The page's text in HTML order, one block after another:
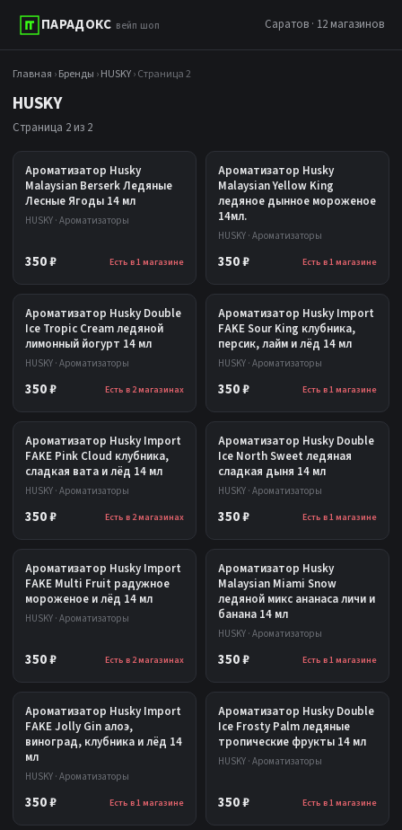
ПАРАДОКС вейп шоп Саратов · 12 магазинов
Главная ›Бренды ›HUSKY› Страница 2
HUSKY
Страница 2 из 2
Ароматизатор Husky
Malaysian Berserk Ледяные
Лесные Ягоды 14 мл
HUSKY · Ароматизаторы
350 ₽ Есть в 1 магазине
Ароматизатор Husky
Malaysian Yellow King
ледяное дынное мороженое
14мл.
HUSKY · Ароматизаторы
350 ₽ Есть в 1 магазине
Ароматизатор Husky Double
Ice Tropic Cream ледяной
лимонный йогурт 14 мл
HUSKY · Ароматизаторы
350 ₽ Есть в 2 магазинах
Ароматизатор Husky Import
FAKE Sour King клубника,
персик, лайм и лёд 14 мл
HUSKY · Ароматизаторы
350 ₽ Есть в 1 магазине
Ароматизатор Husky Import
FAKE Pink Cloud клубника,
сладкая вата и лёд 14 мл
HUSKY · Ароматизаторы
350 ₽ Есть в 2 магазинах
Ароматизатор Husky Double
Ice North Sweet ледяная
сладкая дыня 14 мл
HUSKY · Ароматизаторы
350 ₽ Есть в 1 магазине
Ароматизатор Husky Import
FAKE Multi Fruit радужное
мороженое и лёд 14 мл
HUSKY · Ароматизаторы
350 ₽ Есть в 2 магазинах
Ароматизатор Husky
Malaysian Miami Snow
ледяной микс ананаса личи и
банана 14 мл
HUSKY · Ароматизаторы
350 ₽ Есть в 1 магазине
Ароматизатор Husky Import
FAKE Jolly Gin алоэ,
виноград, клубника и лёд 14
мл
HUSKY · Ароматизаторы
350 ₽ Есть в 1 магазине
Ароматизатор Husky Double
Ice Frosty Palm ледяные
тропические фрукты 14 мл
HUSKY · Ароматизаторы
350 ₽ Есть в 1 магазине